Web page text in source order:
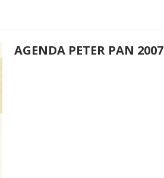
AGENDA PETER PAN 2007